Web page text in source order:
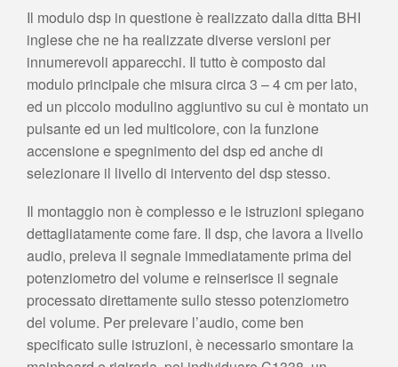
Il modulo dsp in questione è realizzato dalla ditta BHI
inglese che ne ha realizzate diverse versioni per
innumerevoli apparecchi. Il tutto è composto dal
modulo principale che misura circa 3 – 4 cm per lato,
ed un piccolo modulino aggiuntivo su cui è montato un
pulsante ed un led multicolore, con la funzione
accensione e spegnimento del dsp ed anche di
selezionare il livello di intervento del dsp stesso.
Il montaggio non è complesso e le istruzioni spiegano
dettagliatamente come fare. Il dsp, che lavora a livello
audio, preleva il segnale immediatamente prima del
potenziometro del volume e reinserisce il segnale
processato direttamente sullo stesso potenziometro
del volume. Per prelevare l’audio, come ben
specificato sulle istruzioni, è necessario smontare la